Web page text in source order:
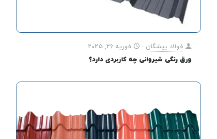
فولاد پیشگان -
فوریه 26, 2025
ورق رنگی شیروانی چه کاربردی دارد؟